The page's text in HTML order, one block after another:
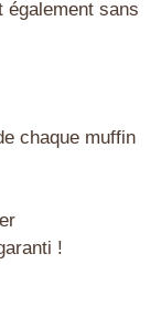
également sans
chaque muffin
!